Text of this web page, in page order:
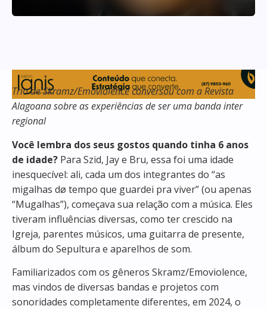
Trio deSkramz/Emoviolenceconversou com a Revista
Alagoana sobre as experiências de ser uma banda inter
regional
Você lembra dos seus gostos quando tinha 6 anos
de idade? Para Szid, Jay e Bru, essa foi uma idade
inesquecível: ali, cada um dos integrantes do “as
migalhas dø tempo que guardei pra viver” (ou apenas
“Mugalhas”), começava sua relação com a música. Eles
tiveram influências diversas, como ter crescido na
Igreja, parentes músicos, uma guitarra de presente,
álbum do Sepultura e aparelhos de som.
Familiarizados com os gêneros Skramz/Emoviolence,
mas vindos de diversas bandas e projetos com
sonoridades completamente diferentes, em 2024, o